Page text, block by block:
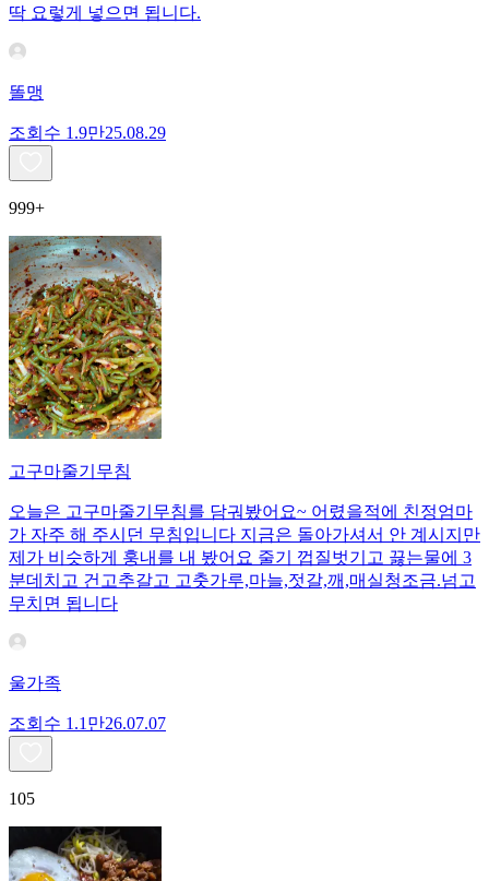
딱 요렇게 넣으면 됩니다.
똘맹
조회수 1.9만25.08.29
999+
고구마줄기무침
오늘은 고구마줄기무침를 담궈봤어요~ 어렸을적에 친정엄마
가 자주 해 주시던 무침입니다 지금은 돌아가셔서 안 계시지만
제가 비슷하게 훙내를 내 봤어요 줄기 껍질벗기고 끓는물에 3
분데치고 건고추갈고 고춧가루,마늘,젓갈,깨,매실청조금.넘고
무치면 됩니다
울가족
조회수 1.1만26.07.07
105